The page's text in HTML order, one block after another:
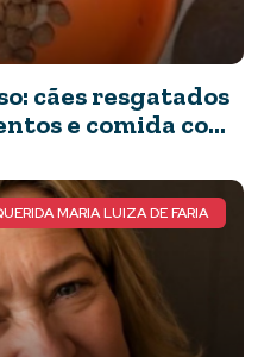
cães resgatados
e comida com
MARIA LUIZA DE FARIA